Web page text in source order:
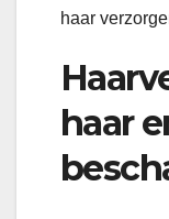
haar
haar